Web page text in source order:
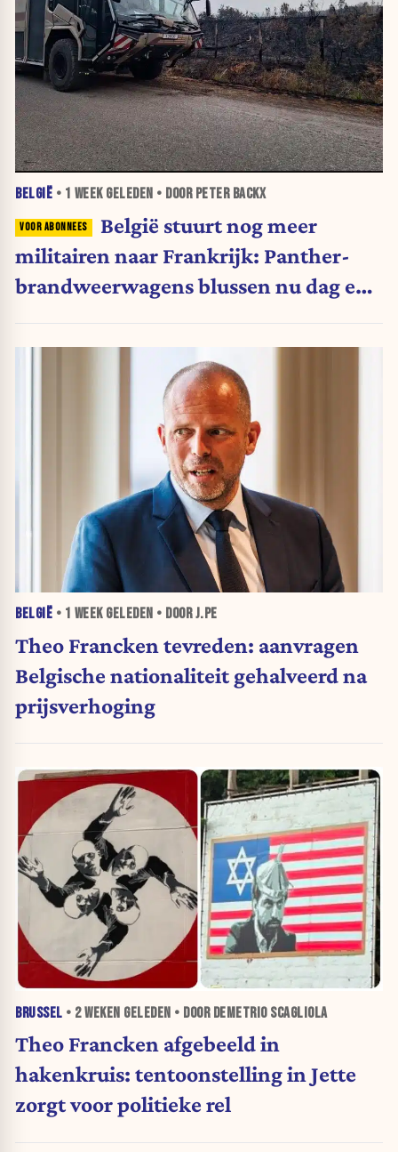
BELGIË • 1 WEEKGELEDEN • DOOR PETER BACKX
België stuurt nog meer
militairen naar Frankrijk: Panther-
brandweerwagens blussen nu dag en
BELGIË • 1 WEEKGELEDEN • DOOR J.PE
Theo Francken tevreden: aanvragen
Belgische nationaliteit gehalveerd na
prijsverhoging
BRUSSEL • 2 WEKEN GELEDEN • DOOR DEMETRIO SCAGLIOLA
Theo Francken afgebeeld in
hakenkruis: tentoonstelling in Jette
zorgt voor politieke rel